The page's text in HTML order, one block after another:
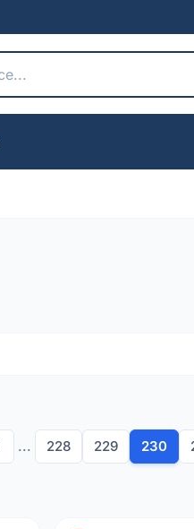
... 228 229 230